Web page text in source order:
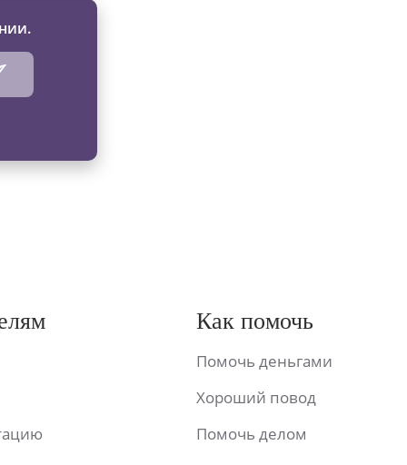
Как помочь
Помочь деньгами
Хороший повод
Помочь делом